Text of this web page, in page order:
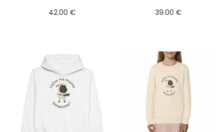
42.00€
39.00 €